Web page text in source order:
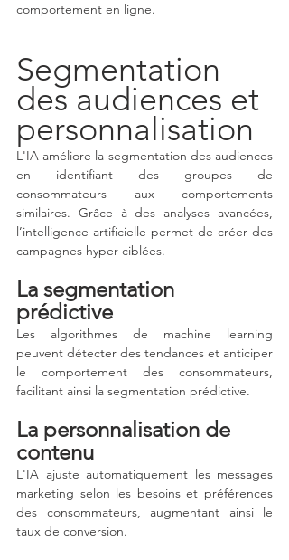
comportement en ligne.
Segmentation
des audiences et
personnalisation
L'IA améliore la segmentation des audiences
en identifiant des groupes de
consommateurs aux comportements
similaires. Grâce à des analyses avancées,
l’intelligence artificielle permet de créer des
campagnes hyper ciblées.
La segmentation
prédictive
Les algorithmes de machine learning
peuvent détecter des tendances et anticiper
le comportement des consommateurs,
facilitant ainsi la segmentation prédictive.
La personnalisation de
contenu
L'IA ajuste automatiquement les messages
marketing selon les besoins et préférences
des consommateurs, augmentant ainsi le
taux de conversion.